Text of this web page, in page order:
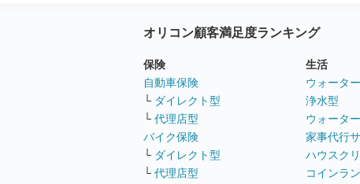
オリコン顧客満足度ランキング
保険
自動車保険
└ ダイレクト型
└ 代理店型
バイク保険
└ ダイレクト型
└ 代理店型
生活
ウォータ
浄水型
ウォータ
家事代行
ハウスク
コインラ